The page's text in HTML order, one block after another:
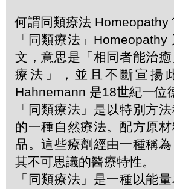
何謂同類療法 Homeopathy
「同類療法」
文，意思是「相同者能治
療法」，並且不斷宣揚
Hahnemann 是18世紀一位
「同類療法」是以特別方
的一種自然療法。配方原
品。這些療劑經由一種稱
其不可思議的醫療特性。
「同類療法」是一種以能